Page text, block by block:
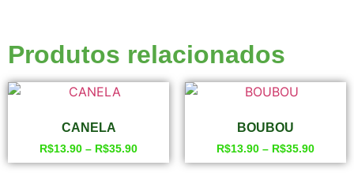
Produtos relacionados
CANELA
R$13.90 – R$35.90
BOUBOU
R$13.90 – R$35.90